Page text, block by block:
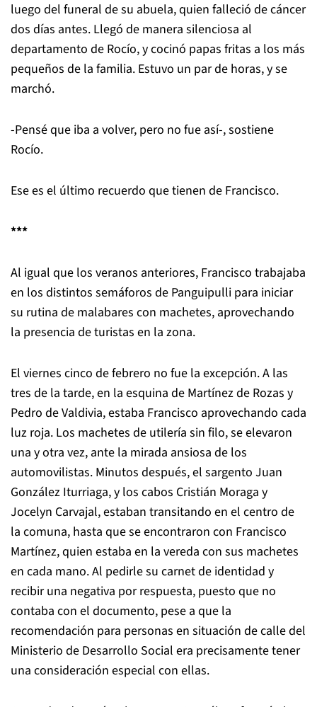
luego del funeral de su abuela, quien falleció de cáncer
dos días antes. Llegó de manera silenciosa al
departamento de Rocío, y cocinó papas fritas a los más
pequeños de la familia. Estuvo un par de horas, y se
marchó.
-Pensé que iba a volver, pero no fue así-, sostiene
Rocío.
Ese es el último recuerdo que tienen de Francisco.
***
Al igual que los veranos anteriores, Francisco trabajaba
en los distintos semáforos de Panguipulli para iniciar
su rutina de malabares con machetes, aprovechando
la presencia de turistas en la zona.
El viernes cinco de febrero no fue la excepción. A las
tres de la tarde, en la esquina de Martínez de Rozas y
Pedro de Valdivia, estaba Francisco aprovechando cada
luz roja. Los machetes de utilería sin filo, se elevaron
una y otra vez, ante la mirada ansiosa de los
automovilistas. Minutos después, el sargento Juan
González Iturriaga, y los cabos Cristián Moraga y
Jocelyn Carvajal, estaban transitando en el centro de
la comuna, hasta que se encontraron con Francisco
Martínez, quien estaba en la vereda con sus machetes
en cada mano. Al pedirle su carnet de identidad y
recibir una negativa por respuesta, puesto que no
contaba con el documento, pese a que la
recomendación para personas en situación de calle del
Ministerio de Desarrollo Social era precisamente tener
una consideración especial con ellas.